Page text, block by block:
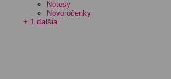
Notesy
Novoročenky
+ 1 ďalšia